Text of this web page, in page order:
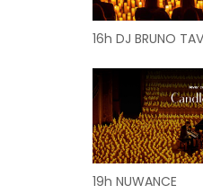
16h DJ BRUNO
19h NUWANCE